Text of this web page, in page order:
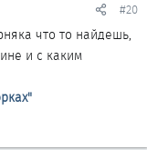
#20
что то найдешь,
и с каким